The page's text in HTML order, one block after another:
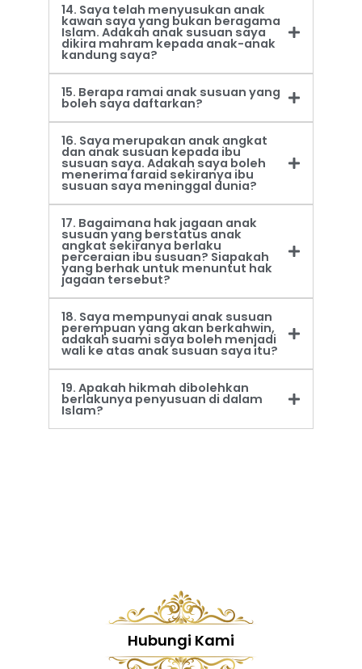
14. Saya telah menyusukan anak
kawan saya yang bukan beragama
Islam. Adakah anak susuan saya
dikira mahram kepada anak-anak
kandung saya?
15. Berapa ramai anak susuan yang
boleh saya daftarkan?
16. Saya merupakan anak angkat
dan anak susuan kepada ibu
susuan saya. Adakah saya boleh
menerima faraid sekiranya ibu
susuan saya meninggal dunia?
17. Bagaimana hak jagaan anak
susuan yang berstatus anak
angkat sekiranya berlaku
perceraian ibu susuan? Siapakah
yang berhak untuk menuntut hak
jagaan tersebut?
18. Saya mempunyai anak susuan
perempuan yang akan berkahwin,
adakah suami saya boleh menjadi
wali ke atas anak susuan saya itu?
19. Apakah hikmah dibolehkan
berlakunya penyusuan di dalam
Islam?
Hubungi Kami